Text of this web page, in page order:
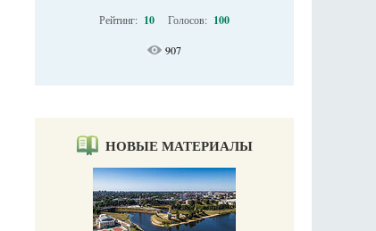
Рейтинг: 10 Голосов: 100
907
НОВЫЕ МАТЕРИАЛЫ